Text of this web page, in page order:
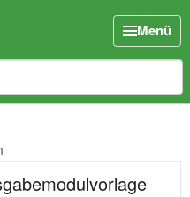
Menü